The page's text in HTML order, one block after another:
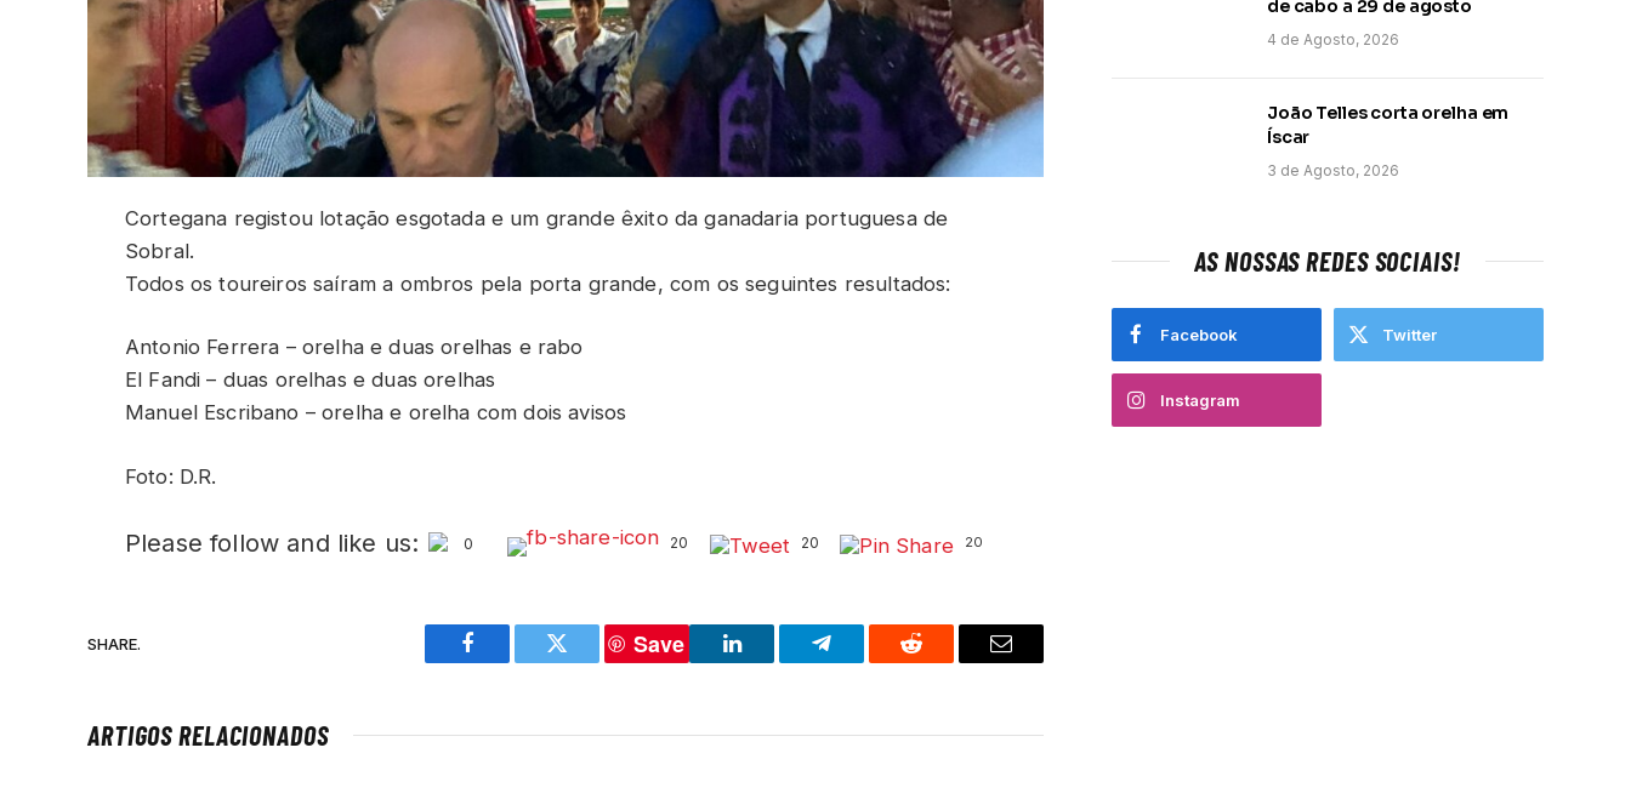
Cortegana registou lotação esgotada e um grande êxito da ganadaria portuguesa de
Sobral.
Todos os toureiros saíram a ombros pela porta grande, com os seguintes resultados:
Antonio Ferrera – orelha e duas orelhas e rabo
El Fandi – duas orelhas e duas orelhas
Manuel Escribano – orelha e orelha com dois avisos
Foto: D.R.
Please follow and like us: 0 20 20 20
SHARE.
Facebook Twitter
Save
LinkedIn Telegram Reddit Email
ARTIGOS RELACIONADOS
de cabo a 29 de agosto
4 de Agosto, 2026
João Telles corta orelha em
Íscar
3 de Agosto, 2026
AS NOSSAS REDES SOCIAIS!
Facebook Twitter
Instagram